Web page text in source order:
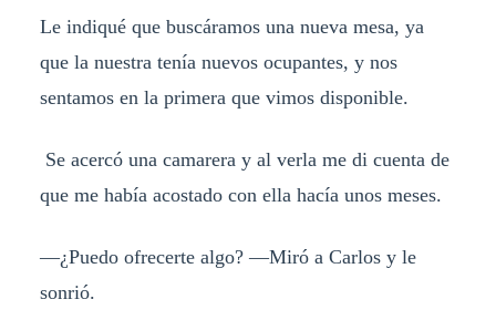
Le indiqué que buscáramos una nueva mesa, ya
que la nuestra tenía nuevos ocupantes, y nos
sentamos en la primera que vimos disponible.
Se acercó una camarera y al verla me di cuenta de
que me había acostado con ella hacía unos meses.
—¿Puedo ofrecerte algo? —Miró a Carlos y le
sonrió.